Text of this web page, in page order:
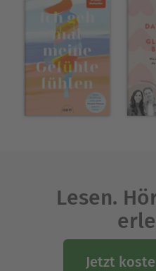
Lesen.
Jetzt